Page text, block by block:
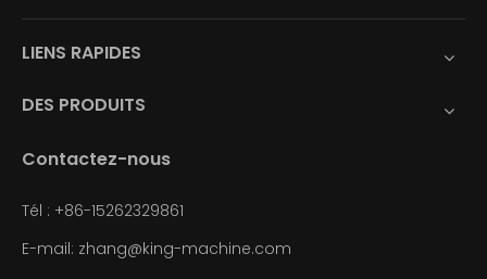
LIENS RAPIDES
DES PRODUITS
Contactez-nous
Tél : +86-15262329861
E-mail: zhang@king-machine.com